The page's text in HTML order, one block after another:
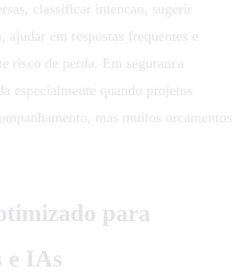
classificar intencao, sugerir
ajudar em respostas frequentes e
risco de perda. Em seguranca
especialmente quando projetos
mas muitos orcamentos
para
e IAs